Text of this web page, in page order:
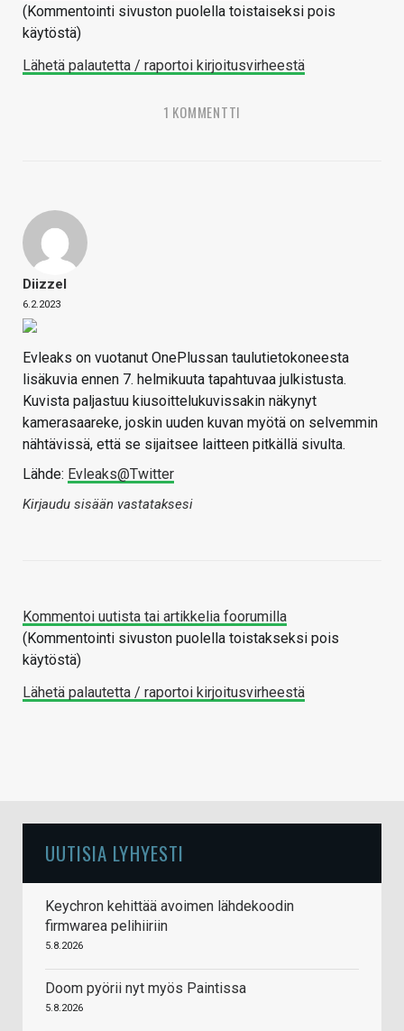
(Kommentointi sivuston puolella toistaiseksi pois
käytöstä)
Lähetä palautetta / raportoi kirjoitusvirheestä
1 KOMMENTTI
Diizzel
6.2.2023
Evleaks on vuotanut OnePlussan taulutietokoneesta
lisäkuvia ennen 7. helmikuuta tapahtuvaa julkistusta.
Kuvista paljastuu kiusoittelukuvissakin näkynyt
kamerasaareke, joskin uuden kuvan myötä on selvemmin
nähtävissä, että se sijaitsee laitteen pitkällä sivulta.
Lähde: Evleaks@Twitter
Kirjaudu sisään vastataksesi
Kommentoi uutista tai artikkelia foorumilla
(Kommentointi sivuston puolella toistakseksi pois
käytöstä)
Lähetä palautetta / raportoi kirjoitusvirheestä
UUTISIA LYHYESTI
Keychron kehittää avoimen lähdekoodin
firmwarea pelihiiriin
5.8.2026
Doom pyörii nyt myös Paintissa
5.8.2026